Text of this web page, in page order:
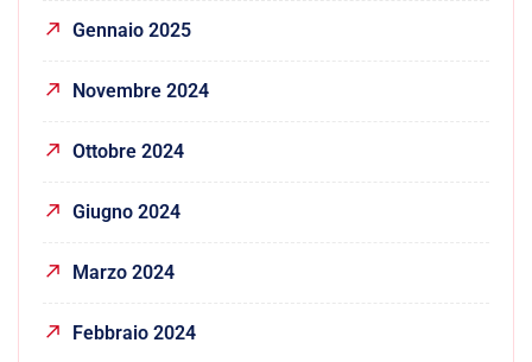
Gennaio 2025
Novembre 2024
Ottobre 2024
Giugno 2024
Marzo 2024
Febbraio 2024